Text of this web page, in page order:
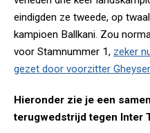
eindigden ze tweede, op
kampioen Ballkani. Zou
voor Stamnummer 1, zeker
gezet door voorzitter
Hieronder zie je een
terugwedstrijd tegen Inter